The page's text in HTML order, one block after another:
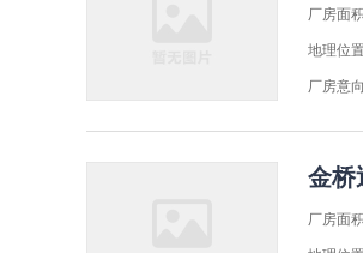
厂房面
地理位
厂房意
金桥
厂房面